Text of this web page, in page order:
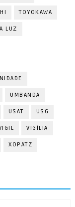
TOYOKAWA
LUZ
UMBANDA
USAT USG
VIGÍLIA
XOPATZ